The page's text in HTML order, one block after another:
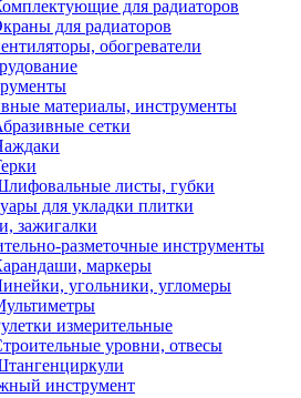
для радиаторов
для радиаторов
обогреватели
материалы, инструменты
сетки
листы, губки
для укладки плитки
зажигалки
разметочные инструменты
маркеры
угольники, угломеры
измерительные
уровни, отвесы
инструмент